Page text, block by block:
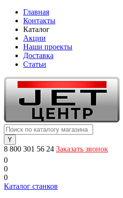
Главная
Контакты
Каталог
Акции
Наши проекты
Доставка
Статьи
8 800 301 56 24 Заказать звонок
0
0
0
Каталог станков